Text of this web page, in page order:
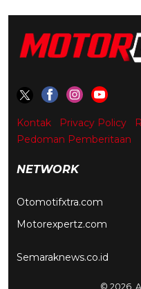
Kontak Privacy Policy
Pedoman Pemberitaan
NETWORK
Otomotifxtra.com
Motorexpertz.com
Semaraknews.co.id
© 2026.